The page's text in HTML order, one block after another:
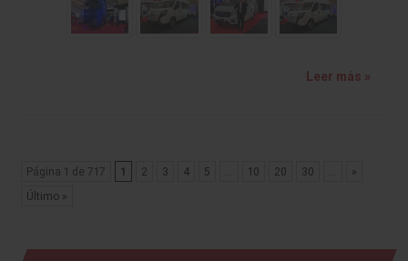
Leer más »
Página 1 de 717 1 2 3 4 5 10 20 30
»
Último »